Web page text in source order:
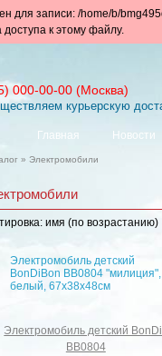
для записи: /home/b/
к этому файлу.
000-00-00 (Москва)
курьерскую
Главная Новости
» Электромобили
имя (по возрастанию)
Электромобиль детский
BonDiBon BB0804 "милиция",
белый, 67х38х48см